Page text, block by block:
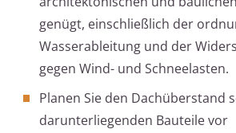
genügt, einschließlich der
Wasserableitung und der
gegen Wind- und Schneelasten.
Planen Sie den Dachüberstand
darunterliegenden Bauteile vor